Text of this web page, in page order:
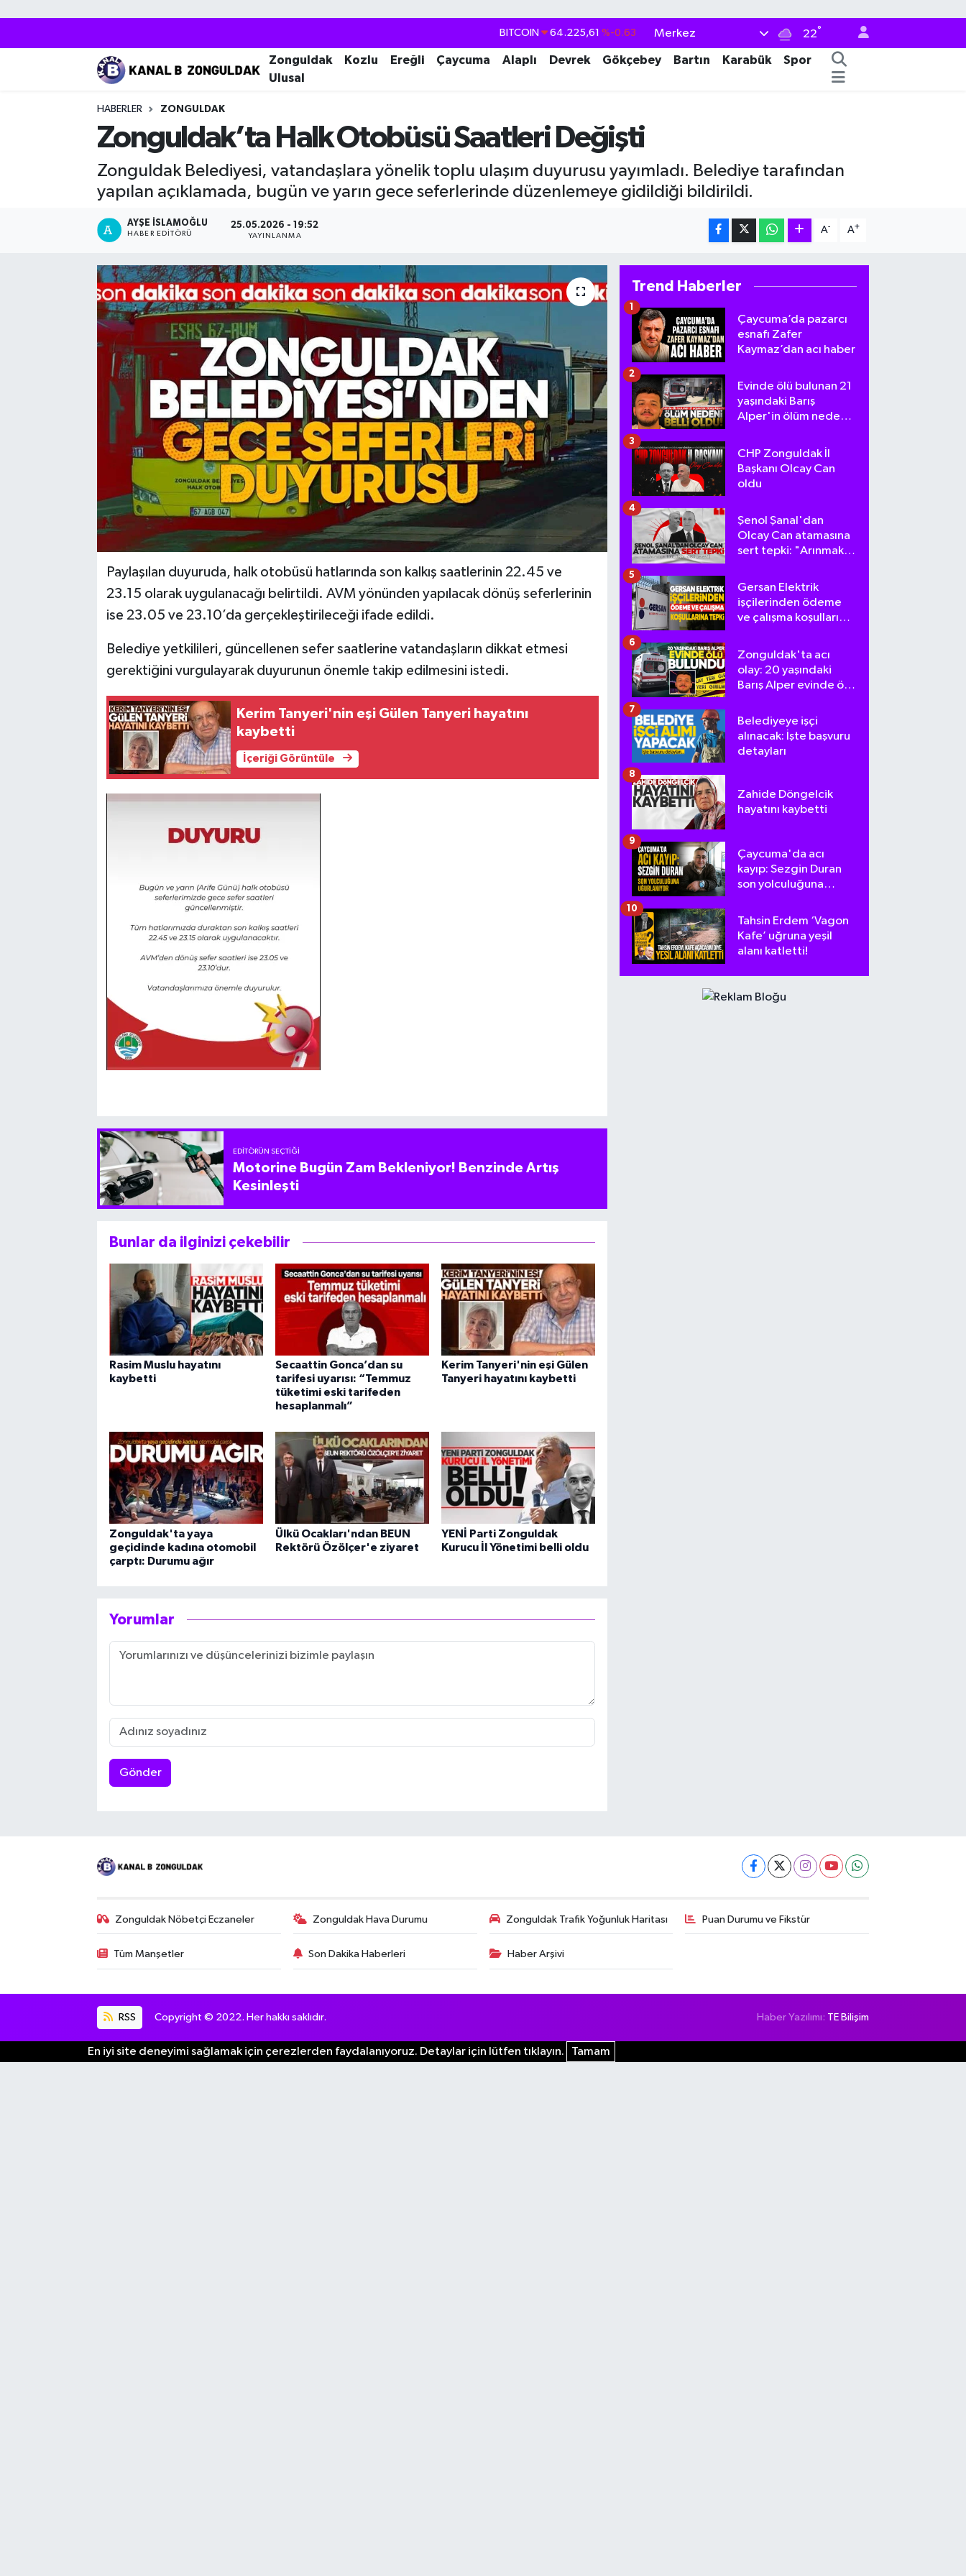
DOLAR 47,7143 %0.16
EURO 55,0317 %-0.02
BİST100 13.799 %70
BITCOIN
Merkez 22°
Zonguldak Kozlu Ereğli Çaycuma Alaplı Devrek Gökçebey Bartın Karabük
Spor
Ulusal
HABERLER ZONGULDAK
Zonguldak’ta Halk Otobüsü Saatleri Değişti
Zonguldak Belediyesi, vatandaşlara yönelik toplu ulaşım duyurusu yayımladı. Belediye tarafından
yapılan açıklamada, bugün ve yarın gece seferlerinde düzenlemeye gidildiği bildirildi.
AYŞE İSLAMOĞLU
HABER EDITÖRÜ
25.05.2026 - 19:52
YAYINLANMA
A- A+
Paylaşılan duyuruda, halk otobüsü hatlarında son kalkış saatlerinin 22.45 ve
23.15 olarak uygulanacağı belirtildi. AVM yönünden yapılacak dönüş seferlerinin
ise 23.05 ve 23.10’da gerçekleştirileceği ifade edildi.
Belediye yetkilileri, güncellenen sefer saatlerine vatandaşların dikkat etmesi
gerektiğini vurgulayarak duyurunun önemle takip edilmesini istedi.
Kerim Tanyeri'nin eşi Gülen Tanyeri hayatını
kaybetti
İçeriği Görüntüle
EDITÖRÜN SEÇTIĞI
Motorine Bugün Zam Bekleniyor! Benzinde Artış
Kesinleşti
Bunlar da ilginizi çekebilir
Rasim Muslu hayatını
kaybetti
Secaattin Gonca’dan su
tarifesi uyarısı: “Temmuz
tüketimi eski tarifeden
hesaplanmalı”
Kerim Tanyeri'nin eşi Gülen
Tanyeri hayatını kaybetti
Zonguldak'ta yaya
geçidinde kadına otomobil
çarptı: Durumu ağır
Ülkü Ocakları'ndan BEUN
Rektörü Özölçer'e ziyaret
YENİ Parti Zonguldak
Kurucu İl Yönetimi belli oldu
Yorumlar
Gönder
Trend Haberler
Çaycuma’da pazarcı
esnafı Zafer
Kaymaz’dan acı haber
1
Evinde ölü bulunan 21
yaşındaki Barış
Alper'in ölüm nedeni
2
CHP Zonguldak İl
Başkanı Olcay Can
oldu
3
Şenol Şanal'dan
Olcay Can atamasına
sert tepki: "Arınmak
gerek!"
4
Gersan Elektrik
işçilerinden ödeme
ve çalışma koşullarına
5
Zonguldak'ta acı
olay: 20 yaşındaki
Barış Alper evinde ölü
6
Belediyeye işçi
alınacak: İşte başvuru
detayları
7
Zahide Döngelcik
hayatını kaybetti
8
Çaycuma'da acı
kayıp: Sezgin Duran
son yolculuğuna
9
Tahsin Erdem ‘Vagon
Kafe’ uğruna yeşil
alanı katletti!
10
Zonguldak Nöbetçi Eczaneler Zonguldak Hava Durumu Zonguldak Trafik Yoğunluk Haritası Puan Durumu ve Fikstür
Tüm Manşetler Son Dakika Haberleri Haber Arşivi
RSS Copyright © 2022. Her hakkı saklıdır. Haber Yazılımı: TE Bilişim
En iyi site deneyimi sağlamak için çerezlerden faydalanıyoruz. Detaylar için lütfen tıklayın. Tamam
Gökçebey
Zonguldak Nöbetçi Eczaneler
Zonguldak Trafik Yoğunluk Haritası
Puan Durumu ve Fikstür
Tüm Manşetler
Son Dakika Haberleri
Haber Arşivi